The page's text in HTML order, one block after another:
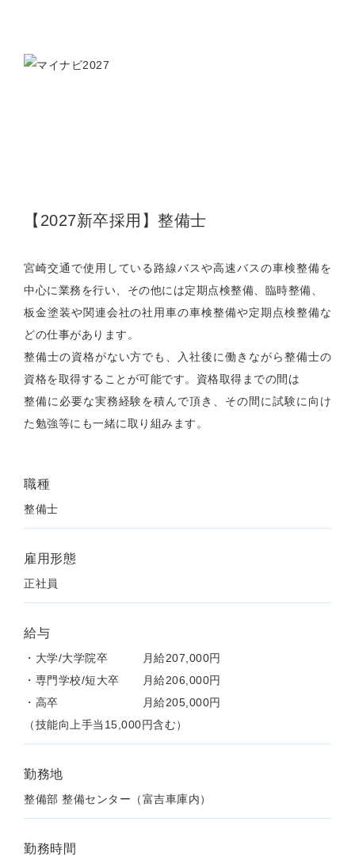
【2027新卒採用】整備士
宮崎交通で使用している路線バスや高速バスの車検整備を
中心に業務を行い、その他には定期点検整備、臨時整備、
板金塗装や関連会社の社用車の車検整備や定期点検整備な
どの仕事があります。
整備士の資格がない方でも、入社後に働きながら整備士の
資格を取得することが可能です。資格取得までの間は
整備に必要な実務経験を積んで頂き、その間に試験に向け
た勉強等にも一緒に取り組みます。
職種
整備士
雇用形態
正社員
給与
・大学/大学院卒 月給207,000円
・専門学校/短大卒 月給206,000円
・高卒 月給205,000円
（技能向上手当15,000円含む）
勤務地
整備部 整備センター（富吉車庫内）
勤務時間